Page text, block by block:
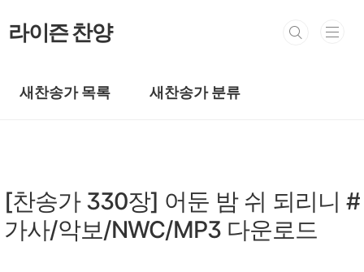
라이즌 찬양
새찬송가 목록 새찬송가 분류
[찬송가 330장] 어둔 밤 쉬 되리니 #
가사/악보/NWC/MP3 다운로드